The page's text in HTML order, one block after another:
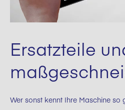
Ersatzteile
Wer sonst kennt Ihre Maschine